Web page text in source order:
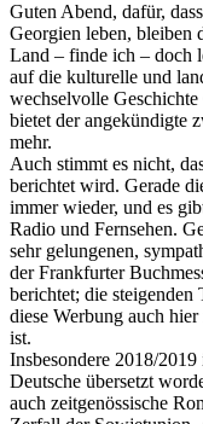
Guten Abend, dafür,
Georgien leben, bleiben
Land – finde ich – doch
auf die kulturelle und
wechselvolle
bietet der angekündigte
mehr.
Auch stimmt es nicht,
berichtet wird. Gerade
immer wieder, und es
Radio und Fernsehen.
sehr gelungenen,
der Frankfurter
berichtet; die steigenden
diese Werbung auch
ist.
Insbesondere 2018/
Deutsche übersetzt
auch zeitgenössische